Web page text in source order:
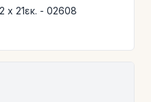
21εκ. - 02608